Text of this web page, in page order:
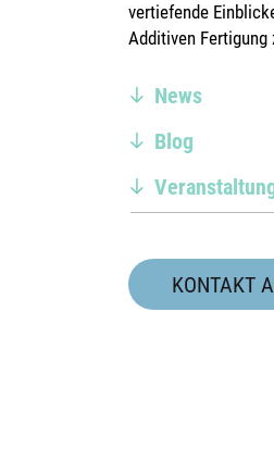
vertiefende
Additiven Fertigung
News
Blog
KONTAKT